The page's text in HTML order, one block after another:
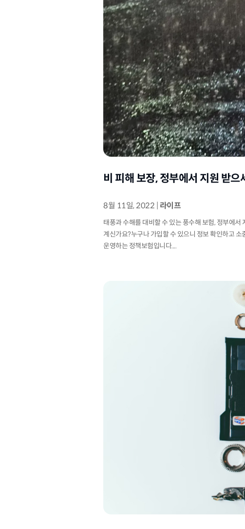
비 피해 보장, 정부에서 지원 받으
8월 11일, 2022 라이프
태풍과 수해를 대비할 수 있는 풍수해 보험, 정부에
계신가요?누구나 가입할 수 있으니 정보 확인하고
운영하는 정책보험입니다....